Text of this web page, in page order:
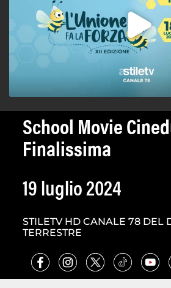
School Movie
Finalissima
19 luglio 2024
STILETV HD CANALE 78 DEL
TERRESTRE